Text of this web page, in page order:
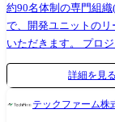
約90名体制の専門組
で、開発ユニットの
いただきます。 プロジェクト・リーディング: 要件定義からリリースま
での全工程を牽引。課
は実装経験に基づい
400台超のサーバー群
詳細を見る
テックファーム株